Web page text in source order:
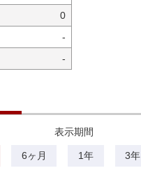
0
-
-
表示期間
6ヶ月 1年 3年